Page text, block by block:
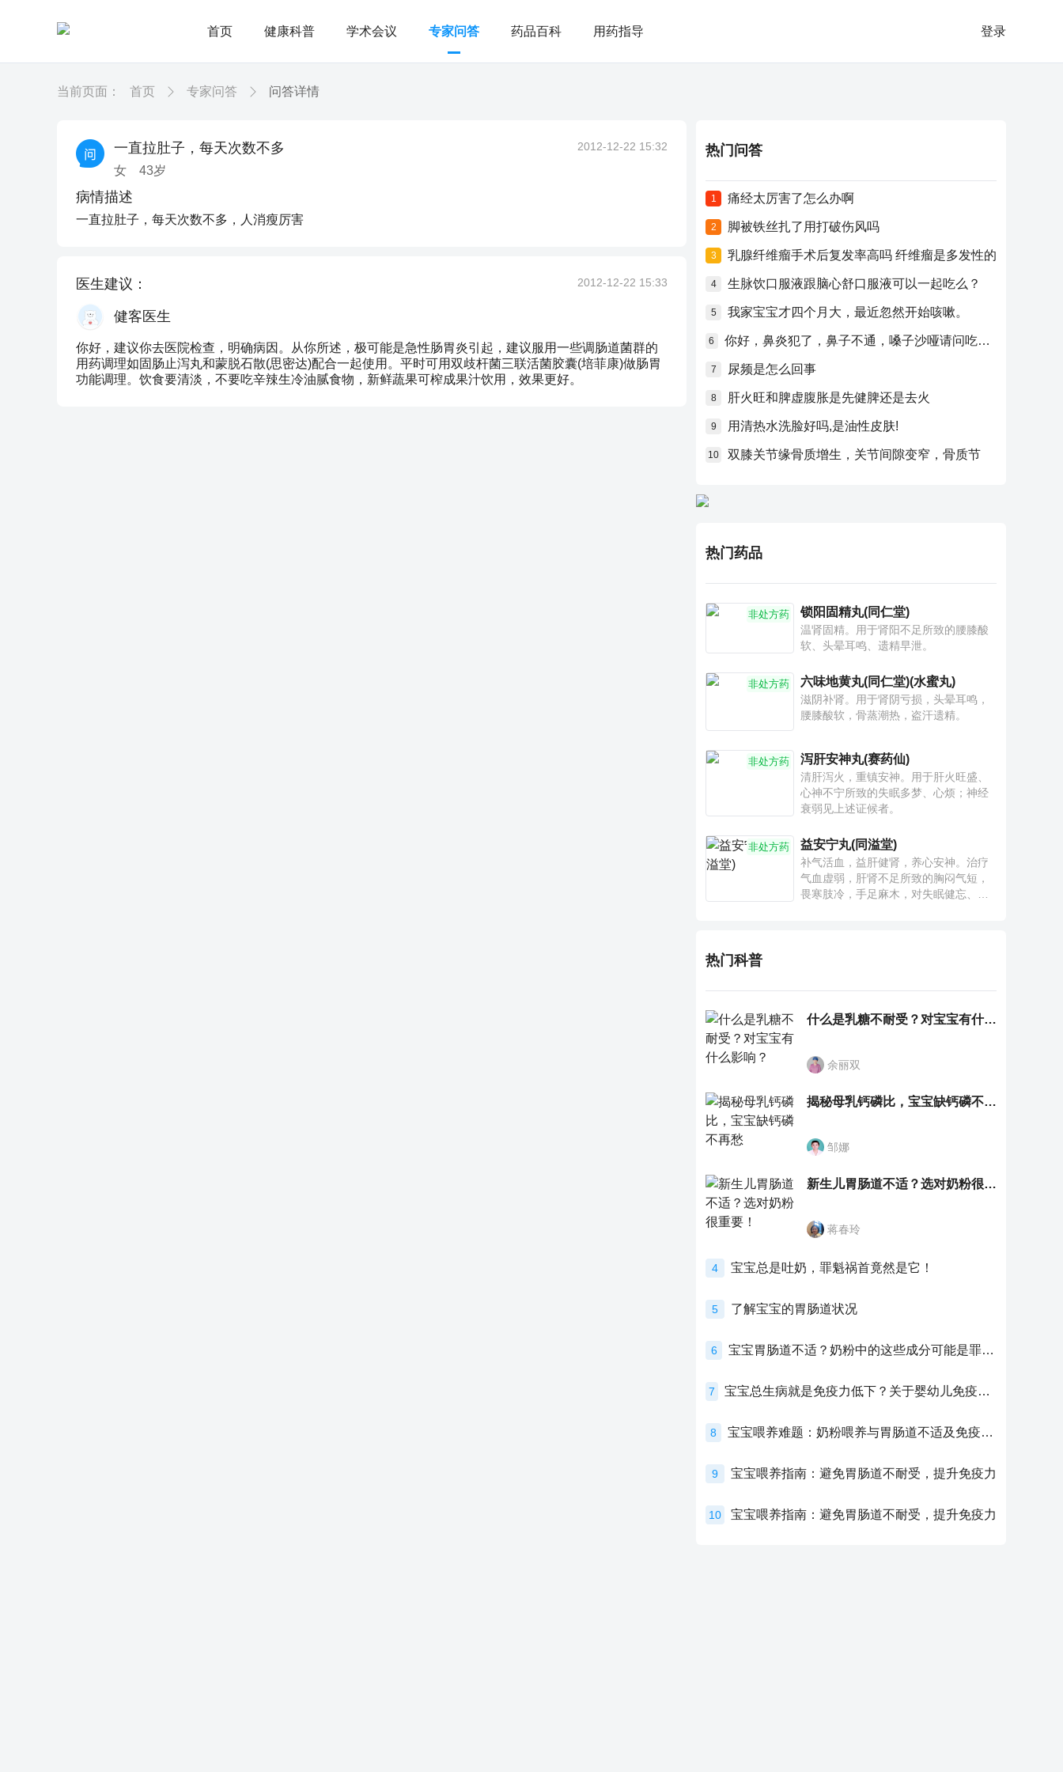
首页 健康科普 学术会议 专家问答 药品百科 用药指导 登录
当前页面： 首页 专家问答 问答详情
一直拉肚子，每天次数不多
女 43岁
2012-12-22 15:32
病情描述
一直拉肚子，每天次数不多，人消瘦厉害
医生建议： 2012-12-22 15:33
健客医生
你好，建议你去医院检查，明确病因。从你所述，极可能是急性肠胃炎引起，建议服用一些调肠道菌群的
用药调理如固肠止泻丸和蒙脱石散(思密达)配合一起使用。平时可用双歧杆菌三联活菌胶囊(培菲康)做肠胃
功能调理。饮食要清淡，不要吃辛辣生冷油腻食物，新鲜蔬果可榨成果汁饮用，效果更好。
热门问答
1 痛经太厉害了怎么办啊
2 脚被铁丝扎了用打破伤风吗
3 乳腺纤维瘤手术后复发率高吗 纤维瘤是多发性的
4 生脉饮口服液跟脑心舒口服液可以一起吃么？
5 我家宝宝才四个月大，最近忽然开始咳嗽。
6 你好，鼻炎犯了，鼻子不通，嗓子沙哑请问吃什么药比较好？
7 尿频是怎么回事
8 肝火旺和脾虚腹胀是先健脾还是去火
9 用清热水洗脸好吗,是油性皮肤!
10 双膝关节缘骨质增生，关节间隙变窄，骨质节
热门药品
非处方药 锁阳固精丸(同仁堂)
温肾固精。用于肾阳不足所致的腰膝酸
软、头晕耳鸣、遗精早泄。
非处方药 六味地黄丸(同仁堂)(水蜜丸)
滋阴补肾。用于肾阴亏损，头晕耳鸣，
腰膝酸软，骨蒸潮热，盗汗遗精。
非处方药 泻肝安神丸(赛药仙)
清肝泻火，重镇安神。用于肝火旺盛、
心神不宁所致的失眠多梦、心烦；神经
衰弱见上述证候者。
非处方药 益安宁丸(同溢堂)
补气活血，益肝健肾，养心安神。治疗
气血虚弱，肝肾不足所致的胸闷气短，
畏寒肢冷，手足麻木，对失眠健忘、神
热门科普
什么是乳糖不耐受？对宝宝有什么影响？
余丽双
揭秘母乳钙磷比，宝宝缺钙磷不再愁
邹娜
新生儿胃肠道不适？选对奶粉很重要！
蒋春玲
4 宝宝总是吐奶，罪魁祸首竟然是它！
5 了解宝宝的胃肠道状况
6 宝宝胃肠道不适？奶粉中的这些成分可能是罪魁祸首！
7 宝宝总生病就是免疫力低下？关于婴幼儿免疫力的真相，家长必须了解！
8 宝宝喂养难题：奶粉喂养与胃肠道不适及免疫力提升的奥秘
9 宝宝喂养指南：避免胃肠道不耐受，提升免疫力
10 宝宝喂养指南：避免胃肠道不耐受，提升免疫力